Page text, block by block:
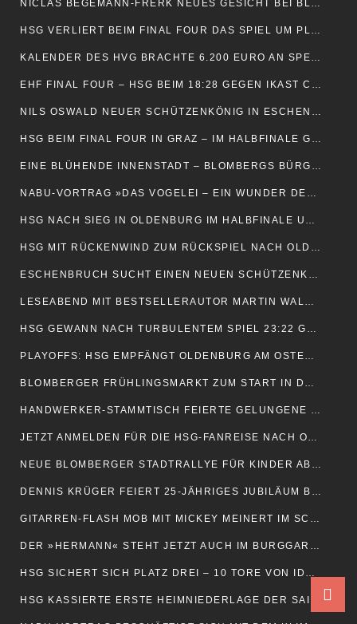
NICLAS BEGEMANN-FRERK NEUES GESICHT BEI BLOMBERG MARKETING
HSG VERLIERT BEIM FINAL FOUR DAS SPIEL UM PLATZ DREI
KALENDER DES HVG BRACHTE 6.200 EURO AN SPENDEN EIN
EHF FINAL FOUR – HSG BEIM 18:28 GEGEN IKAST CHANCENLOS
NILS OSWALD NEUER SCHÜTZENKÖNIG IN ESCHENBRUCH
HSG BEIM FINAL FOUR IN GRAZ – IM HALBFINALE GEGEN IKAST
EINE BLÜHENDE INNENSTADT – BLOMBERGS BÜRGER SIND GEFRAGT
NABU-VORTRAG »DAS VOGELEI – EIN WUNDER DER NATUR«
HSG NACH SIEG IN OLDENBURG IM HALBFINALE UM DIE MEISTERSCHAFT
HSG MIT RÜCKENWIND ZUM RÜCKSPIEL NACH OLDENBURG
ESCHENBRUCH SUCHT EINEN NEUEN SCHÜTZENKÖNIG
LESEABEND MIT BESTSELLERAUTOR MARTIN WALKER IM KULTURHAUS
HSG GEWANN NACH TURBULENTEM SPIEL 23:22 GEGEN OLDENBURG
PLAYOFFS: HSG EMPFÄNGT OLDENBURG AM OSTERSAMSTAG
BLOMBERGER FRÜHLINGSMARKT ZUM START IN DEN MAI
HANDWERKER-STAMMTISCH FEIERTE GELUNGENE PREMIERE
JETZT ANMELDEN FÜR DIE HSG-FANREISE NACH OLDENBURG
NEUE BLOMBERGER STADTRALLYE FÜR KINDER AB SECHS JAHREN
DENNIS KRÜGER FEIERT 25-JÄHRIGES JUBILÄUM BEI DEN BVB
GITARREN-FLASH MOB MIT MICKEY MEINERT IM SCHWEIGEGARTEN
DER »HERMANN« STEHT JETZT AUCH IM BURGGARTEN
HSG SICHERT SICH PLATZ DREI – 10 TORE VON IDA HOBERG